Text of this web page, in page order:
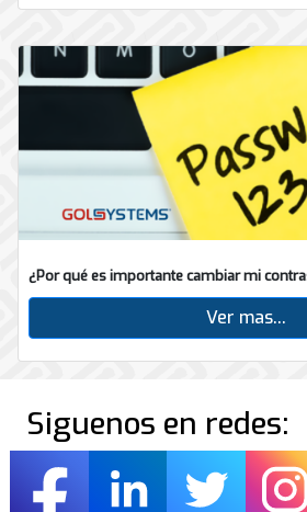
¿Por qué es importante cambiar mi
Ver mas...
Siguenos en redes: